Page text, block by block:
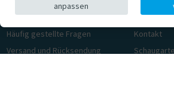
Kundenservice
Häufig gestellte Fragen
Versand und Rücksendung
Über
Kontakt
anpassen